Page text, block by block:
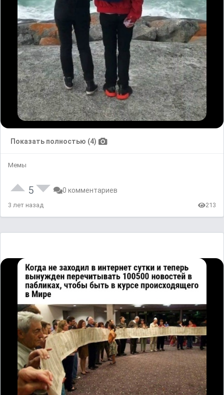
Показать полностью (4)
Мемы
5 0 комментариев
3 лет назад 213